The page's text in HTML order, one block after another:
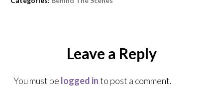
Leave a Reply
You must be logged into post a comment.